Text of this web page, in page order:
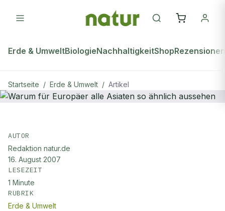
Erde & UmweltBiologieNachhaltigkeitShopRezensionen
Startseite / Erde & Umwelt / Artikel
Warum für Europäer alle Asiaten so
ähnlich aussehen
AUTOR
Redaktion natur.de
16. August 2007
LESEZEIT
1 Minute
RUBRIK
Erde & Umwelt